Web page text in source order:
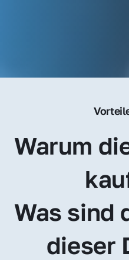
Warum
Was sind
dieser